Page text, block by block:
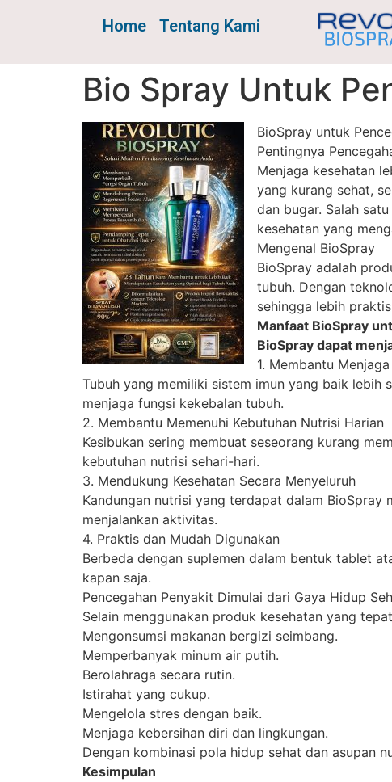
Home Tentang Kami
Bio Spray Untuk
BioSpray untuk
Pentingnya
Menjaga kesehatan
yang kurang sehat,
dan bugar. Salah
kesehatan yang
Mengenal BioSpray
BioSpray adalah
tubuh. Dengan
sehingga lebih
Manfaat BioSpray
BioSpray dapat
1. Membantu
Tubuh yang memiliki sistem imun yang baik
menjaga fungsi kekebalan tubuh.
2. Membantu Memenuhi Kebutuhan Nutrisi Harian
Kesibukan sering membuat seseorang kurang
kebutuhan nutrisi sehari-hari.
3. Mendukung Kesehatan Secara Menyeluruh
Kandungan nutrisi yang terdapat dalam
menjalankan aktivitas.
4. Praktis dan Mudah Digunakan
Berbeda dengan suplemen dalam bentuk tablet
kapan saja.
Pencegahan Penyakit Dimulai dari Gaya Hidup
Selain menggunakan produk kesehatan yang
Mengonsumsi makanan bergizi seimbang.
Memperbanyak minum air putih.
Berolahraga secara rutin.
Istirahat yang cukup.
Mengelola stres dengan baik.
Menjaga kebersihan diri dan lingkungan.
Dengan kombinasi pola hidup sehat dan asupan
Kesimpulan